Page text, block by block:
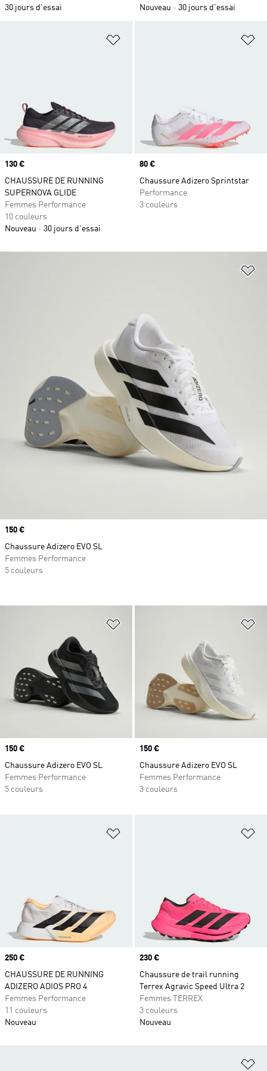
30 jours d'essai
Nouveau
30 jours d'essai
Ajouter à la Liste de produits
Prix
130 €
CHAUSSURE DE RUNNING
SUPERNOVA GLIDE
Femmes Performance
10 couleurs
Nouveau
30 jours d'essai
Prix
80 €
Chaussure Adizero Sprintstar
Performance
3 couleurs
Ajouter à la Liste de produits
Prix
150 €
Chaussure Adizero EVO SL
Femmes Performance
5 couleurs
Prix
150 €
Chaussure Adizero EVO SL
Femmes Performance
3 couleurs
Ajouter à la Liste de produits
Prix
250 €
CHAUSSURE DE RUNNING
ADIZERO ADIOS PRO 4
Femmes Performance
11 couleurs
Nouveau
Prix
230 €
Chaussure de trail running
Terrex Agravic Speed Ultra 2
Femmes TERREX
3 couleurs
Nouveau
Prix
150 €
Chaussure Adizero EVO SL
Femmes Performance
5 couleurs